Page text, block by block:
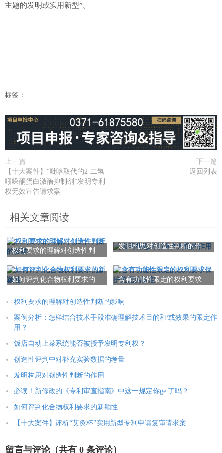
主题的发明或实用新型”。
标签：
上一篇
【十大案件】“吡咯取代的2-二氢
吲哚酮蛋白激酶抑制剂”发明专利
权无效宣告请求案
下一篇
返回列表
相关文章阅读
权利要求的理解对创造性判
发明构思对创造性判断的作
如何评判化合物权利要求的
含有功能性限定的权利要求
权利要求的理解对创造性判断的影响
案例分析：怎样结合技术手段准确理解技术目的和/或效果的限定作
用？
饭店自动上菜系统能否被授予发明专利权？
创造性评判中对补充实验数据的考量
发明构思对创造性判断的作用
必读！新修改的《专利审查指南》中这一规定你get了吗？
如何评判化合物权利要求的新颖性
【十大案件】评析“艾灸杯”实用新型专利申请复审请求案
留言与评论（共有 0 条评论）